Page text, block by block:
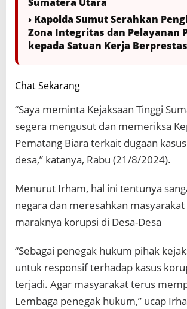
Sumatera Utara
› Kapolda Sumut Serahkan
Zona Integritas dan Pelayanan
kepada Satuan Kerja
Chat Sekarang
“Saya meminta Kejaksaan Tinggi
segera mengusut dan memeriksa
Pematang Biara terkait dugaan
desa,” katanya, Rabu (21/8/2024).
Menurut Irham, hal ini tentunya
negara dan meresahkan masyarakat
maraknya korupsi di Desa-Desa
“Sebagai penegak hukum pihak
untuk responsif terhadap kasus
terjadi. Agar masyarakat terus
Lembaga penegak hukum,” ucap